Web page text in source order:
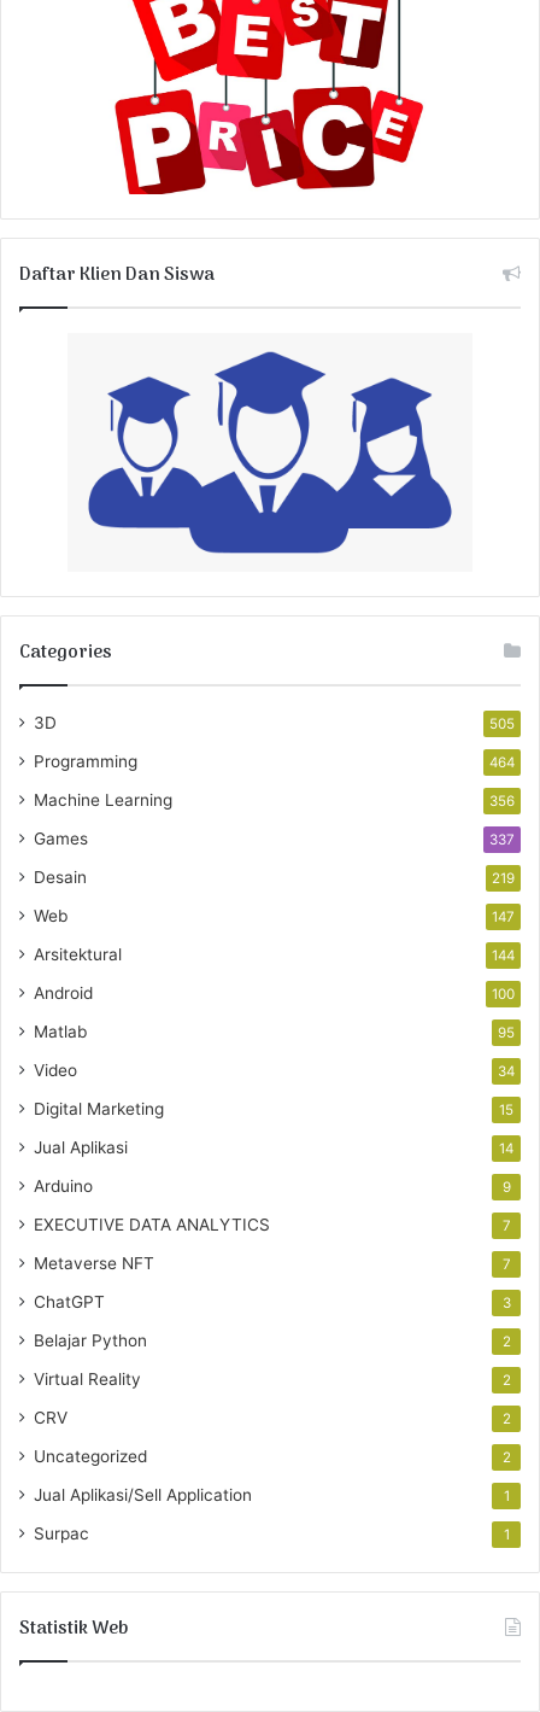
Daftar Klien Dan Siswa
Categories
3D 505
Programming 464
Machine Learning 356
Games 337
Desain 219
Web 147
Arsitektural 144
Android 100
Matlab 95
Video 34
Digital Marketing 15
Jual Aplikasi 14
Arduino 9
EXECUTIVE DATA ANALYTICS 7
Metaverse NFT 7
ChatGPT 3
Belajar Python 2
Virtual Reality 2
CRV 2
Uncategorized 2
Jual Aplikasi/Sell Application 1
Surpac 1
Statistik Web